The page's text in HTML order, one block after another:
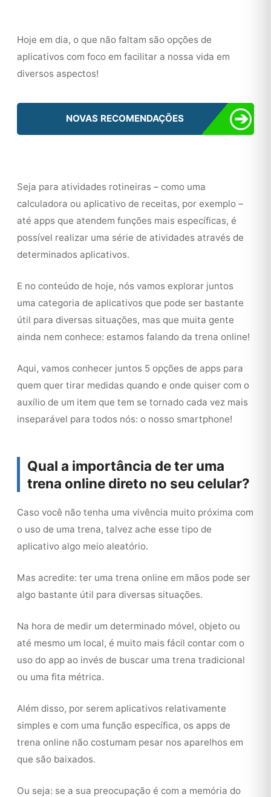
Hoje em dia, o que não faltam são opções de
aplicativos com foco em facilitar a nossa vida em
diversos aspectos!
NOVAS RECOMENDAÇÕES ➔
Seja para atividades rotineiras – como uma
calculadora ou aplicativo de receitas, por exemplo –
até apps que atendem funções mais específicas, é
possível realizar uma série de atividades através de
determinados aplicativos.
E no conteúdo de hoje, nós vamos explorar juntos
uma categoria de aplicativos que pode ser bastante
útil para diversas situações, mas que muita gente
ainda nem conhece: estamos falando da trena online!
Aqui, vamos conhecer juntos 5 opções de apps para
quem quer tirar medidas quando e onde quiser com o
auxílio de um item que tem se tornado cada vez mais
inseparável para todos nós: o nosso smartphone!
Qual a importância de ter uma
trena online direto no seu celular?
Caso você não tenha uma vivência muito próxima com
o uso de uma trena, talvez ache esse tipo de
aplicativo algo meio aleatório.
Mas acredite: ter uma trena online em mãos pode ser
algo bastante útil para diversas situações.
Na hora de medir um determinado móvel, objeto ou
até mesmo um local, é muito mais fácil contar com o
uso do app ao invés de buscar uma trena tradicional
ou uma fita métrica.
Além disso, por serem aplicativos relativamente
simples e com uma função específica, os apps de
trena online não costumam pesar nos aparelhos em
que são baixados.
Ou seja: se a sua preocupação é com a memória do